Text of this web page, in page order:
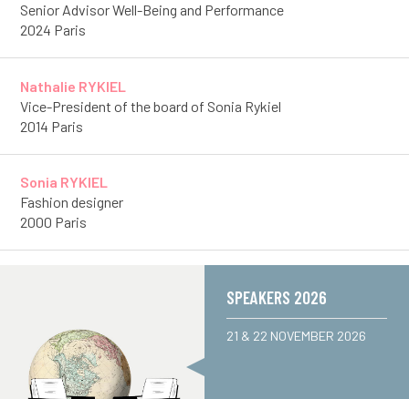
Senior Advisor Well-Being and Performance
2024 Paris
Nathalie RYKIEL
Vice-President of the board of Sonia Rykiel
2014 Paris
Sonia RYKIEL
Fashion designer
2000 Paris
SPEAKERS 2026
21 & 22 NOVEMBER 2026